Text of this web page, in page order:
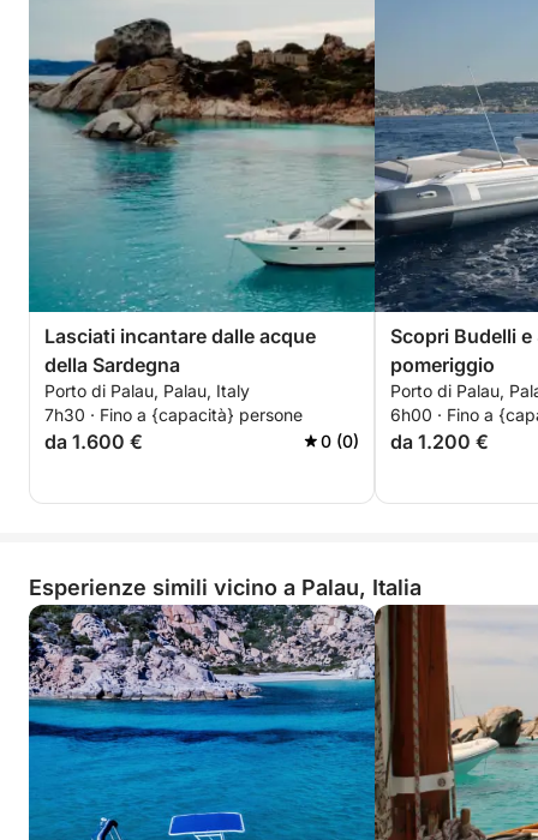
Lasciati incantare dalle acque
della Sardegna
Porto di Palau, Palau, Italy
7h30 · Fino a {capacità} persone
da 1.600 € 0 (0)
Scopri Budelli
pomeriggio
Porto di Palau,
6h00 · Fino a
da 1.200 €
Esperienze simili vicino a Palau, Italia